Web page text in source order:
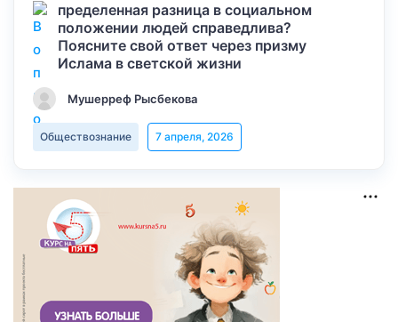
пределенная разница в социальном
положении людей справедлива?
Поясните свой ответ через призму
Ислама в светской жизни
Мушерреф Рысбекова
Обществознание 7 апреля, 2026